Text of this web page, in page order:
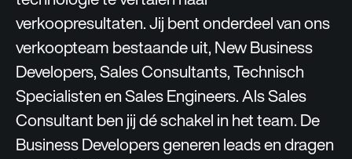
verkoopresultaten. Jij bent onderdeel van ons
verkoopteam bestaande uit, New Business
Developers, Sales Consultants, Technisch
Specialisten en Sales Engineers. Als Sales
Consultant ben jij dé schakel in het team. De
Business Developers generen leads en dragen